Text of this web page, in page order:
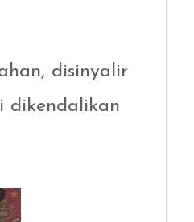
disinyalir
dikendalikan